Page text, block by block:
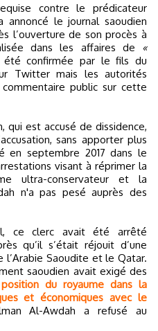
annoncé le journal saoudien
l’ouverture de son procès à
dans les affaires de
«
été confirmée par le fils du
Twitter mais les autorités
public sur cette
qui est accusé de dissidence,
sans apporter plus
en septembre 2017 dans le
visant à réprimer la
ultra-conservateur et la
n'a pas pesé auprès des
ce clerc avait été arrêté
qu’il s’était réjouit d’une
Saoudite et le Qatar.
saoudien avait exigé des
du royaume dans la
et économiques avec le
Al-Awdah a refusé au